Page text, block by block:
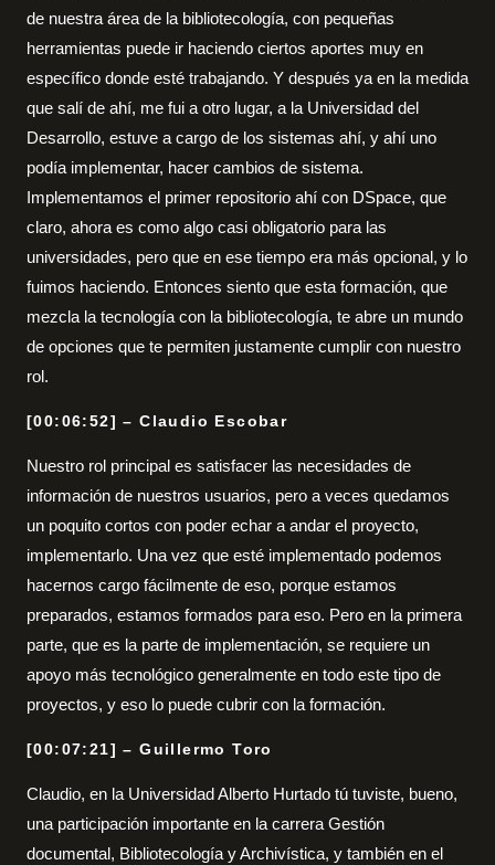
de nuestra área de la bibliotecología, con pequeñas
herramientas puede ir haciendo ciertos aportes muy en
específico donde esté trabajando. Y después ya en la medida
que salí de ahí, me fui a otro lugar, a la Universidad del
Desarrollo, estuve a cargo de los sistemas ahí, y ahí uno
podía implementar, hacer cambios de sistema.
Implementamos el primer repositorio ahí con DSpace, que
claro, ahora es como algo casi obligatorio para las
universidades, pero que en ese tiempo era más opcional, y lo
fuimos haciendo. Entonces siento que esta formación, que
mezcla la tecnología con la bibliotecología, te abre un mundo
de opciones que te permiten justamente cumplir con nuestro
rol.
[00:06:52] – Claudio Escobar
Nuestro rol principal es satisfacer las necesidades de
información de nuestros usuarios, pero a veces quedamos
un poquito cortos con poder echar a andar el proyecto,
implementarlo. Una vez que esté implementado podemos
hacernos cargo fácilmente de eso, porque estamos
preparados, estamos formados para eso. Pero en la primera
parte, que es la parte de implementación, se requiere un
apoyo más tecnológico generalmente en todo este tipo de
proyectos, y eso lo puede cubrir con la formación.
[00:07:21] – Guillermo Toro
Claudio, en la Universidad Alberto Hurtado tú tuviste, bueno,
una participación importante en la carrera Gestión
documental, Bibliotecología y Archivística, y también en el